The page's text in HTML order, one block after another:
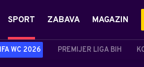
SPORT
WC 2026 PREMIJER LIGA BIH
ZABAVA MAGAZIN